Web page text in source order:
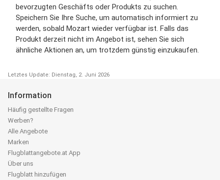
bevorzugten Geschäfts oder Produkts zu suchen.
Speichern Sie Ihre Suche, um automatisch informiert zu
werden, sobald Mozart wieder verfügbar ist. Falls das
Produkt derzeit nicht im Angebot ist, sehen Sie sich
ähnliche Aktionen an, um trotzdem günstig einzukaufen.
Letztes Update: Dienstag, 2. Juni 2026
Information
Häufig gestellte Fragen
Werben?
Alle Angebote
Marken
Flugblattangebote.at App
Über uns
Flugblatt hinzufügen